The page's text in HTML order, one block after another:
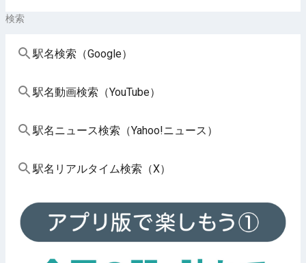
検索
駅名検索（Google）
駅名動画検索（YouTube）
駅名ニュース検索（Yahoo!ニュース）
駅名リアルタイム検索（X）